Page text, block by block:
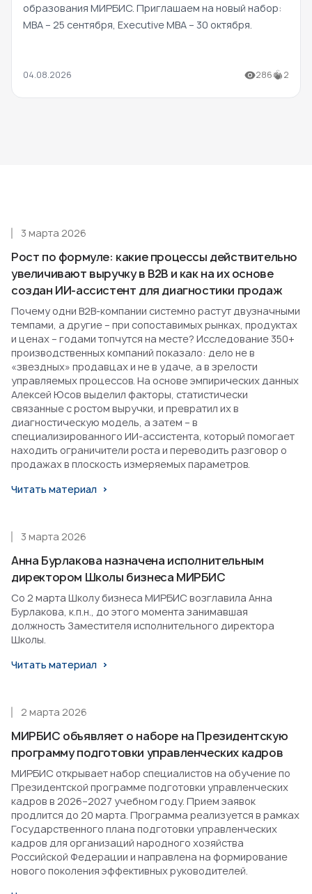
образования МИРБИС. Приглашаем на новый набор:
MBA – 25 сентября, Executive MBA – 30 октября.
04.08.2026 286 2
Рост по формуле: какие процессы действительно
увеличивают выручку в B2B и как на их основе
создан ИИ-ассистент для диагностики продаж
3 марта 2026
Почему одни B2B-компании системно растут двузначными
темпами, а другие – при сопоставимых рынках, продуктах
и ценах – годами топчутся на месте? Исследование 350+
производственных компаний показало: дело не в
«звездных» продавцах и не в удаче, а в зрелости
управляемых процессов. На основе эмпирических данных
Алексей Юсов выделил факторы, статистически
связанные с ростом выручки, и превратил их в
диагностическую модель, а затем – в
специализированного ИИ-ассистента, который помогает
находить ограничители роста и переводить разговор о
продажах в плоскость измеряемых параметров.
Читать материал
Анна Бурлакова назначена исполнительным
директором Школы бизнеса МИРБИС
3 марта 2026
Со 2 марта Школу бизнеса МИРБИС возглавила Анна
Бурлакова, к.п.н., до этого момента занимавшая
должность Заместителя исполнительного директора
Школы.
Читать материал
МИРБИС объявляет о наборе на Президентскую
программу подготовки управленческих кадров
2 марта 2026
МИРБИС открывает набор специалистов на обучение по
Президентской программе подготовки управленческих
кадров в 2026–2027 учебном году. Прием заявок
продлится до 20 марта. Программа реализуется в рамках
Государственного плана подготовки управленческих
кадров для организаций народного хозяйства
Российской Федерации и направлена на формирование
нового поколения эффективных руководителей.